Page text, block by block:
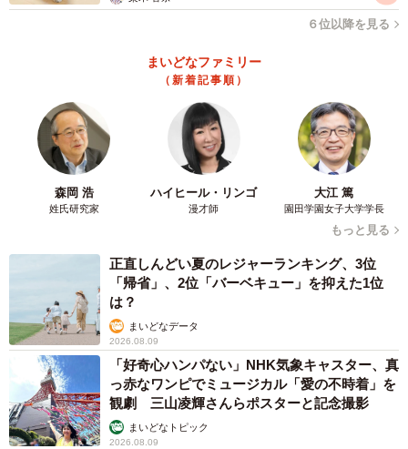
６位以降を見る
まいどなファミリー
（新着記事順）
森岡 浩
姓氏研究家
ハイヒール・リンゴ
漫才師
大江 篤
園田学園女子大学学長
もっと見る
正直しんどい夏のレジャーランキング、3位
「帰省」、2位「バーベキュー」を抑えた1位
は？
まいどなデータ
2026.08.09
「好奇心ハンパない」NHK気象キャスター、真
っ赤なワンピでミュージカル「愛の不時着」を
観劇 三山凌輝さんらポスターと記念撮影
まいどなトピック
2026.08.09